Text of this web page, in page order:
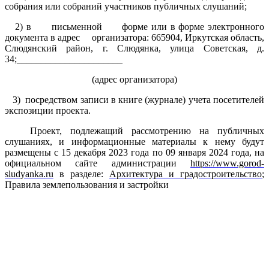
собрания или собраний участников публичных слушаний;
2) в письменной форме или в форме электронного
документа в адрес организатора: 665904, Иркутская область,
Слюдянский район, г. Слюдянка, улица Советская, д.
34;______________________
(адрес организатора)
3) посредством записи в книге (журнале) учета посетителей
экспозиции проекта.
Проект, подлежащий рассмотрению на публичных
слушаниях, и информационные материалы к нему будут
размещены с 15 декабря 2023 года по 09 января 2024 года, на
официальном сайте администрации https://www.gorod-
sludyanka.ru в разделе: Архитектура и градостроительство;
Правила землепользования и застройки